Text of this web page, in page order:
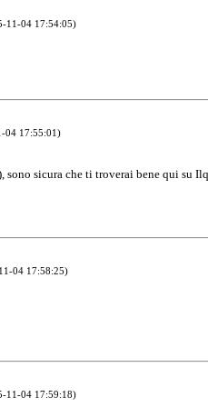
11-04 17:54:05)
04 17:55:01)
sono sicura che ti troverai bene qui su
04 17:58:25)
11-04 17:59:18)